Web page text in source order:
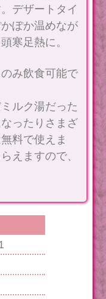
デザートタイ
ぽか温めなが
寒足熱に。
み飲食可能で
ルク湯だった
ったりさまざ
料で使えま
えますので、